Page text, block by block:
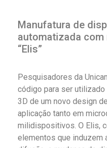
Manufatura de
automatizada
“Elis”
Pesquisadores da
código para ser
3D de um novo design
aplicação tanto em
milidispositivos. O Elis,
elementos que induzem